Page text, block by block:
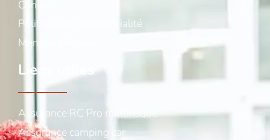
Contact
Politique de confidentialité
Mentions légales
Liens utiles
Assurance RC Pro multirisque
Assurance camping car